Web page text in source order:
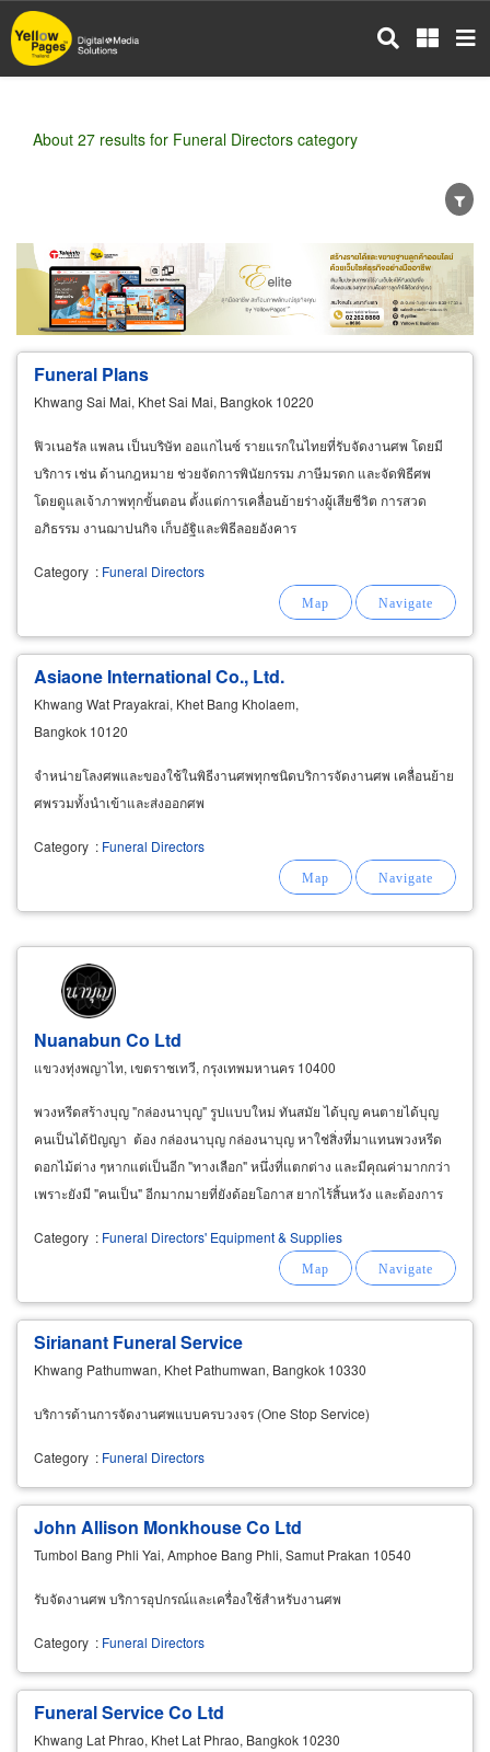
Skip
to
main
About 27 results for Funeral Directors category
Wholesale Retail Manufacturer
Dealer
Exporter/Importer
Service Business
Funeral Plans
Khwang Sai Mai, Khet Sai Mai, Bangkok 10220
ฟิวเนอรัล แพลน เป็นบริษัท ออแกไนซ์ รายแรกในไทยที่รับจัดงานศพ โดยมี
บริการ เช่น ด้านกฎหมาย ช่วยจัดการพินัยกรรม ภาษีมรดก และจัดพิธีศพ
โดยดูแลเจ้าภาพทุกขั้นตอน ตั้งแต่การเคลื่อนย้ายร่างผู้เสียชีวิต การสวด
อภิธรรม งานฌาปนกิจ เก็บอัฐิและพิธีลอยอังคาร
Category : Funeral Directors
Asiaone International Co., Ltd.
Khwang Wat Prayakrai, Khet Bang Kholaem,
Bangkok 10120
จำหน่ายโลงศพและของใช้ในพิธีงานศพทุกชนิดบริการจัดงานศพ เคลื่อนย้าย
ศพรวมทั้งนำเข้าและส่งออกศพ
Category : Funeral Directors
Nuanabun Co Ltd
แขวงทุ่งพญาไท, เขตราชเทวี, กรุงเทพมหานคร 10400
พวงหรีดสร้างบุญ "กล่องนาบุญ" รูปแบบใหม่ ทันสมัย ได้บุญ คนตายได้บุญ
คนเป็นได้ปัญญา ต้อง กล่องนาบุญ กล่องนาบุญ หาใช่สิ่งที่มาแทนพวงหรีด
ดอกไม้ต่าง ๆหากแต่เป็นอีก "ทางเลือก" หนึ่งที่แตกต่าง และมีคุณค่ามากกว่า
เพราะยังมี "คนเป็น" อีกมากมายที่ยังด้อยโอกาส ยากไร้สิ้นหวัง และต้องการ
Category : Funeral Directors' Equipment & Supplies
Sirianant Funeral Service
Khwang Pathumwan, Khet Pathumwan, Bangkok 10330
บริการด้านการจัดงานศพแบบครบวงจร (One Stop Service)
Category : Funeral Directors
John Allison Monkhouse Co Ltd
Tumbol Bang Phli Yai, Amphoe Bang Phli, Samut Prakan 10540
รับจัดงานศพ บริการอุปกรณ์และเครื่องใช้สำหรับงานศพ
Category : Funeral Directors
Funeral Service Co Ltd
Khwang Lat Phrao, Khet Lat Phrao, Bangkok 10230